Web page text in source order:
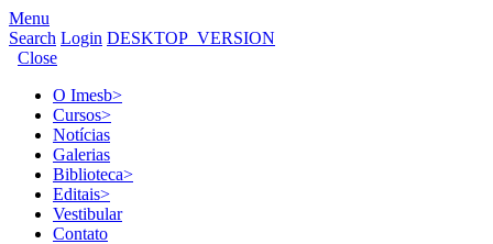
Menu
Search Login DESKTOP_VERSION
Close
O Imesb>
Cursos>
Notícias
Galerias
Biblioteca>
Editais>
Vestibular
Contato